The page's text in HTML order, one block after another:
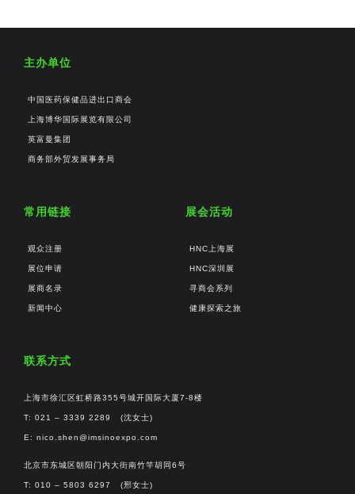
主办单位
中国医药保健品进出口商会
上海博华国际展览有限公司
英富曼集团
商务部外贸发展事务局
常用链接
观众注册
展位申请
展商名录
新闻中心
展会活动
HNC上海展
HNC深圳展
寻商会系列
健康探索之旅
联系方式
上海市徐汇区虹桥路355号城开国际大厦7-8楼
T: 021 – 3339 2289 (沈女士)
E: nico.shen@imsinoexpo.com
北京市东城区朝阳门内大街南竹竿胡同6号
T: 010 – 5803 6297 (邢女士)